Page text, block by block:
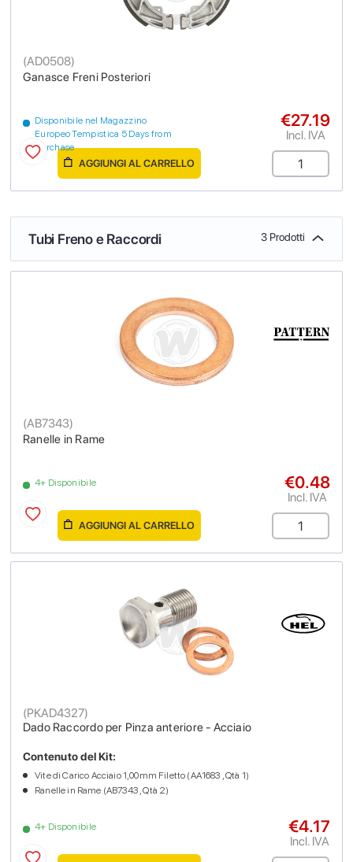
Ganasce Freni Posteriori
(AD0508)
Disponibile nel Magazzino
Europeo Tempistica 5 Days from
purchase
€27.19
Incl. IVA
AGGIUNGI AL CARRELLO
Tubi Freno e Raccordi 3 Prodotti
Ranelle in Rame
(AB7343)
4+ Disponibile €0.48
Incl. IVA
AGGIUNGI AL CARRELLO
Dado Raccordo per Pinza anteriore - Acciaio
(PKAD4327)
4+ Disponibile
Contenuto del Kit:
Vite di Carico Acciaio 1,00mm Filetto (AA1683 , Qtà 1)
Ranelle in Rame (AB7343 , Qtà 2)
€4.17
Incl. IVA